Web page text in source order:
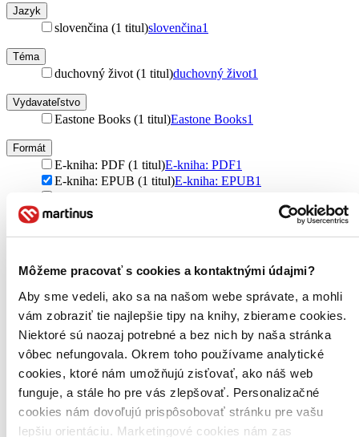
Môžeme pracovať s cookies a kontaktnými údajmi?
Aby sme vedeli, ako sa na našom webe správate, a mohli
vám zobraziť tie najlepšie tipy na knihy, zbierame cookies.
Niektoré sú naozaj potrebné a bez nich by naša stránka
vôbec nefungovala. Okrem toho používame analytické
cookies, ktoré nám umožňujú zisťovať, ako náš web
funguje, a stále ho pre vás zlepšovať. Personalizačné
cookies nám dovoľujú prispôsobovať stránku pre vašu
lepšiu orientáciu. Marketingové cookies nám zas
Jazyk
slovenčina (1 titul)slovenčina1
Téma
duchovný život (1 titul)duchovný život1
Vydavateľstvo
Eastone Books (1 titul)Eastone Books1
Formát
E-kniha: PDF (1 titul)E-kniha: PDF1
E-kniha: EPUB (1 titul)E-kniha: EPUB1
Zúžiť výber
Zoradiť
Bestsellery
Top hodnotené
Najdrahšie
Najlacnejšie
Najvyššia zľava